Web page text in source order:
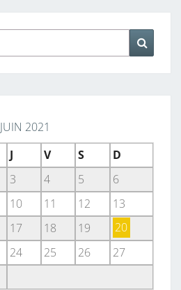
JUIN 2021
J V S
D
3 4 5
6
10 11 12
13
17 18 19
20
24 25 26
27